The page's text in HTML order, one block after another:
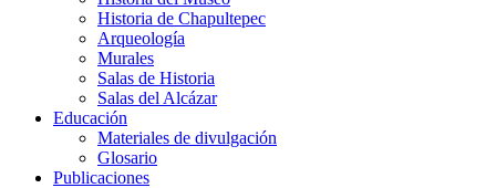
Historia de Chapultepec
Arqueología
Murales
Salas de Historia
Salas del Alcázar
Educación
Materiales de divulgación
Glosario
Publicaciones